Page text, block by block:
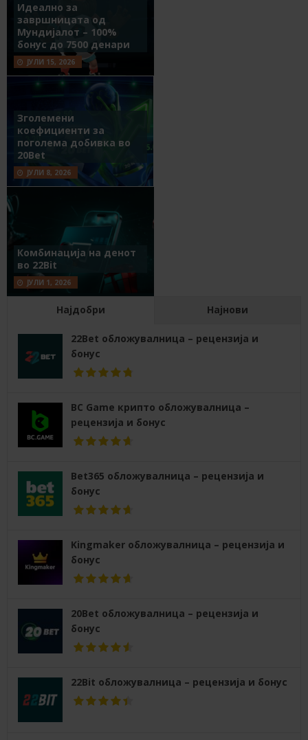
Идеално за
завршницата од
Мундијалот – 100%
бонус до 7500 денари
ЈУЛИ 15, 2026
Зголемени
коефициенти за
поголема добивка во
20Bet
ЈУЛИ 8, 2026
Комбинација на денот
во 22Bit
ЈУЛИ 1, 2026
Најдобри Најнови
22Bet обложувалница – рецензија и
бонус
BC Game крипто обложувалница –
рецензија и бонус
Bet365 обложувалница – рецензија и
бонус
Kingmaker обложувалница – рецензија и
бонус
20Bet обложувалница – рецензија и
бонус
22Bit обложувалница – рецензија и бонус